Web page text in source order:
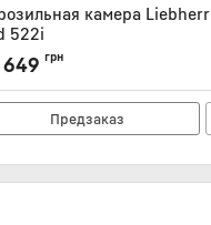
камера Liebherr
522i
FND522I
грн
Предзаказ